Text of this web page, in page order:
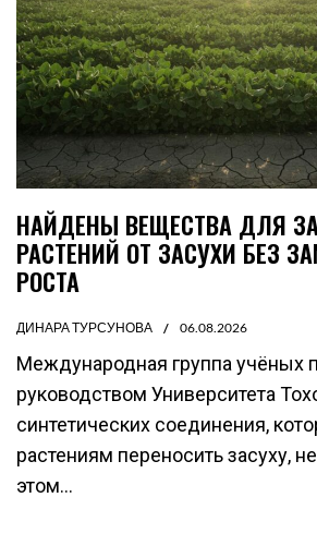
НАЙДЕНЫ ВЕЩЕСТВА ДЛЯ
РАСТЕНИЙ ОТ ЗАСУХИ БЕЗ
РОСТА
ДИНАРА ТУРСУНОВА 06.08.2026
Международная группа учёных
руководством Университета
синтетических соединения,
растениям переносить засуху,
этом...